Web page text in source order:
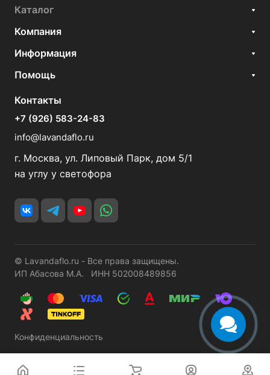
Каталог
Компания
Информация
Помощь
Контакты
+7 (926) 583-24-83
info@lavandaflo.ru
г. Москва, ул. Липовый Парк, дом 5/1
на углу у светофора
© Lavandaflo.ru - Все права защищены.
ИП Абасова М.А. ИНН 502008489856
Конфиденциальность